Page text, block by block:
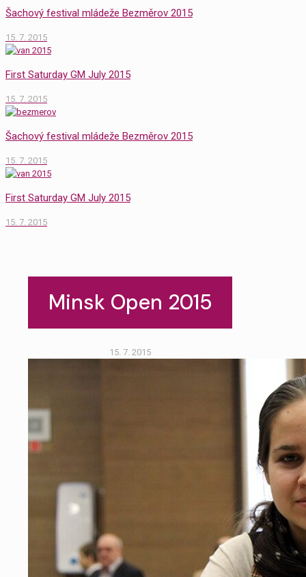
Šachový festival mládeže Bezměrov 2015
15. 7. 2015
First Saturday GM July 2015
15. 7. 2015
Šachový festival mládeže Bezměrov 2015
15. 7. 2015
First Saturday GM July 2015
15. 7. 2015
Minsk Open 2015
15. 7. 2015